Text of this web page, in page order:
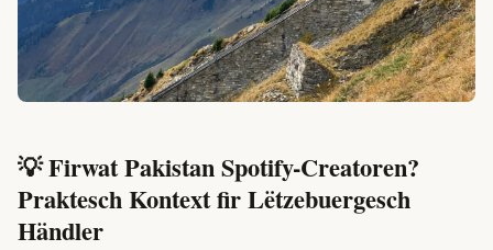
💡 Firwat Pakistan Spotify-Creatoren?
Praktesch Kontext fir Lëtzebuergesch
Händler